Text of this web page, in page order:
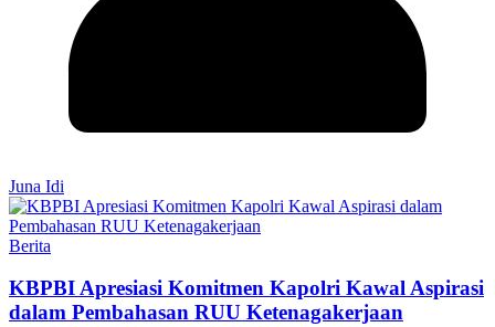
Juna Idi
Berita
KBPBI Apresiasi Komitmen Kapolri Kawal Aspirasi
dalam Pembahasan RUU Ketenagakerjaan